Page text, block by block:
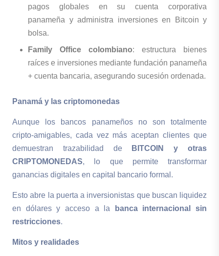
pagos globales en su cuenta corporativa
panameña y administra inversiones en Bitcoin y
bolsa.
Family Office colombiano: estructura bienes
raíces e inversiones mediante fundación panameña
+ cuenta bancaria, asegurando sucesión ordenada.
Panamá y las criptomonedas
Aunque los bancos panameños no son totalmente
cripto-amigables, cada vez más aceptan clientes que
demuestran trazabilidad de
BITCOIN y otras
CRIPTOMONEDAS, lo que permite transformar
ganancias digitales en capital bancario formal.
Esto abre la puerta a inversionistas que buscan liquidez
en dólares y acceso a la
banca internacional sin
restricciones.
Mitos y realidades